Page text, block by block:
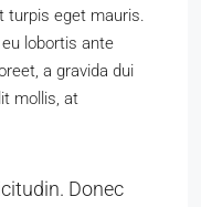
turpis eget mauris.
lobortis ante
a gravida dui
mollis, at
Donec